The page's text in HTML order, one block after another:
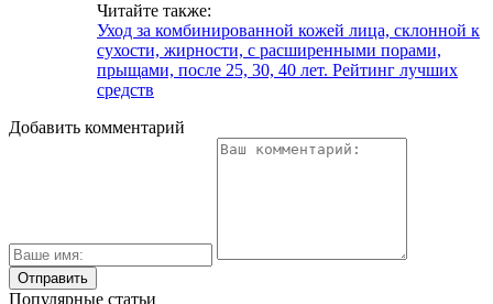
Читайте также:
Уход за комбинированной кожей лица, склонной к
сухости, жирности, с расширенными порами,
прыщами, после 25, 30, 40 лет. Рейтинг лучших
средств
Добавить комментарий
Популярные статьи